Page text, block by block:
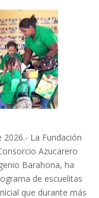
La Fundación
Azucarero
Barahona, ha
de escuelitas
que durante más